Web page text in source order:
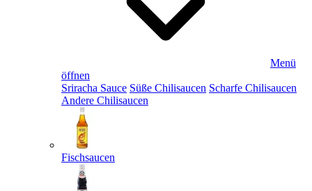
Menü
öffnen
Sriracha Sauce Süße Chilisaucen Scharfe Chilisaucen
Andere Chilisaucen
Fischsaucen